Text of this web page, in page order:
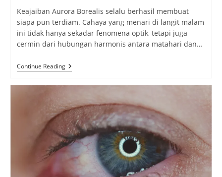
Keajaiban Aurora Borealis selalu berhasil membuat
siapa pun terdiam. Cahaya yang menari di langit malam
ini tidak hanya sekadar fenomena optik, tetapi juga
cermin dari hubungan harmonis antara matahari dan…
Continue ReadingKeajaiban
Aurora
Cahaya
Langit
Dari
Kutub
Utara